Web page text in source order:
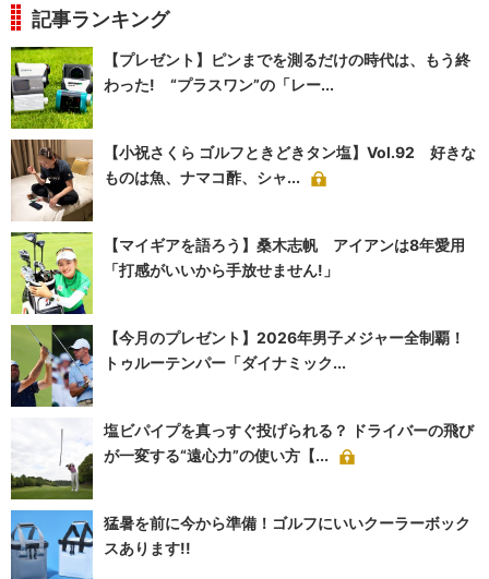
記事ランキング
【プレゼント】ピンまでを測るだけの時代は、もう終
わった! “プラスワン”の「レー...
【小祝さくら ゴルフときどきタン塩】Vol.92 好きな
ものは魚、ナマコ酢、シャ...
【マイギアを語ろう】桑木志帆 アイアンは8年愛用
「打感がいいから手放せません!」
【今月のプレゼント】2026年男子メジャー全制覇！
トゥルーテンパー「ダイナミック...
塩ビパイプを真っすぐ投げられる？ ドライバーの飛び
が一変する“遠心力”の使い方【...
猛暑を前に今から準備！ゴルフにいいクーラーボック
スあります!!